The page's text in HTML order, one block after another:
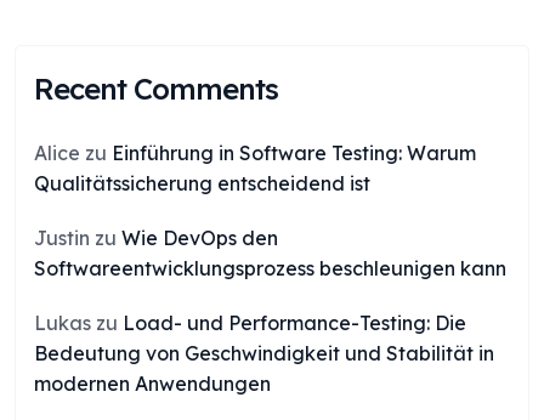
Recent Comments
Alice zu Einführung in Software Testing: Warum
Qualitätssicherung entscheidend ist
Justin zu Wie DevOps den
Softwareentwicklungsprozess beschleunigen kann
Lukas zu Load- und Performance-Testing: Die
Bedeutung von Geschwindigkeit und Stabilität in
modernen Anwendungen